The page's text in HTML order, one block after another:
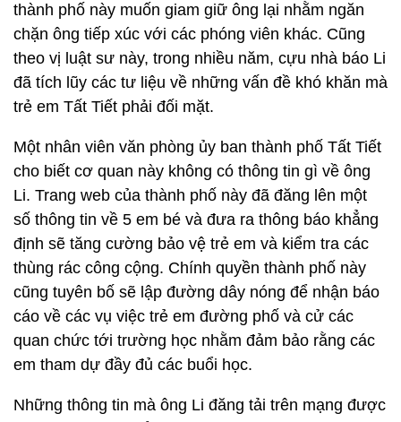
thành phố này muốn giam giữ ông lại nhằm ngăn
chặn ông tiếp xúc với các phóng viên khác. Cũng
theo vị luật sư này, trong nhiều năm, cựu nhà báo Li
đã tích lũy các tư liệu về những vấn đề khó khăn mà
trẻ em Tất Tiết phải đối mặt.
Một nhân viên văn phòng ủy ban thành phố Tất Tiết
cho biết cơ quan này không có thông tin gì về ông
Li. Trang web của thành phố này đã đăng lên một
số thông tin về 5 em bé và đưa ra thông báo khẳng
định sẽ tăng cường bảo vệ trẻ em và kiểm tra các
thùng rác công cộng. Chính quyền thành phố này
cũng tuyên bố sẽ lập đường dây nóng để nhận báo
cáo về các vụ việc trẻ em đường phố và cử các
quan chức tới trường học nhằm đảm bảo rằng các
em tham dự đầy đủ các buổi học.
Những thông tin mà ông Li đăng tải trên mạng được